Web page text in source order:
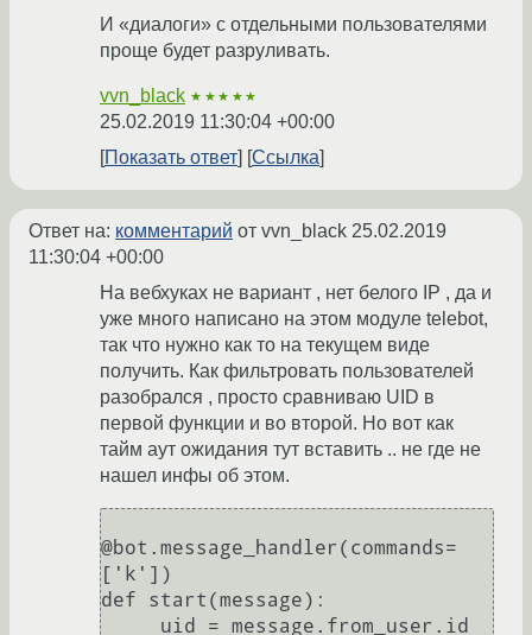
И «диалоги» с отдельными пользователями
проще будет разруливать.
vvn_black ★★★★★
25.02.2019 11:30:04 +00:00
Показать ответ
Ссылка
Ответ на: комментарий от vvn_black 25.02.2019
11:30:04 +00:00
На вебхуках не вариант , нет белого IP , да и
уже много написано на этом модуле telebot,
так что нужно как то на текущем виде
получить. Как фильтровать пользователей
разобрался , просто сравниваю UID в
первой функции и во второй. Но вот как
тайм аут ожидания тут вставить .. не где не
нашел инфы об этом.
@bot.message_handler(commands=
['k'])
def start(message):